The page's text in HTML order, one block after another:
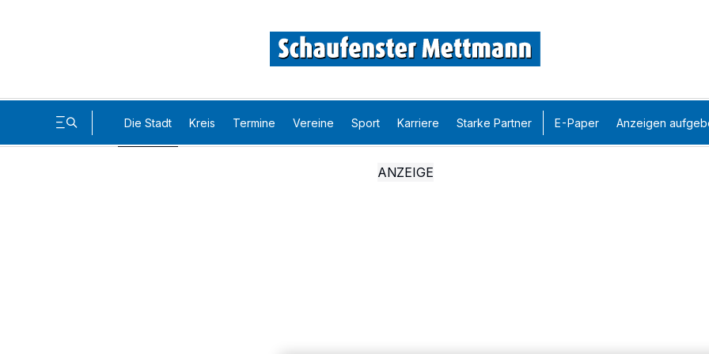
Die Stadt Kreis Termine Vereine Sport Karriere Starke Partner E-Paper Anzeigen